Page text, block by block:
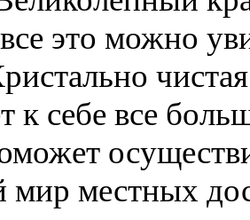
это можно
к себе все
мир местных